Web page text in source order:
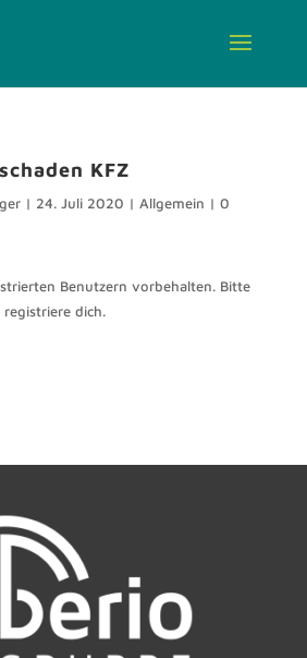
KFZ
| 24. Juli 2020 | Allgemein | 0
Benutzern vorbehalten. Bitte
dich.